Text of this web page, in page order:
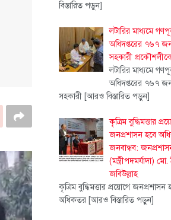
বিস্তারিত পড়ুন]
লটারির মাধ্যমে
অধিদপ্তরের ৭৬৭
সহকারী
লটারির মাধ্যমে
অধিদপ্তরের ৭৬৭
সহকারী [আরও বিস্তারিত পড়ুন]
কৃত্রিম বুদ্ধিমত্তার
জনপ্রশাসন হবে
জনবান্ধব:
(মন্ত্রীপদমর্যাদা)
জবিউল্লাহ
কৃত্রিম বুদ্ধিমত্তার প্রয়োগে জনপ্রশাসন
অধিকতর [আরও বিস্তারিত পড়ুন]